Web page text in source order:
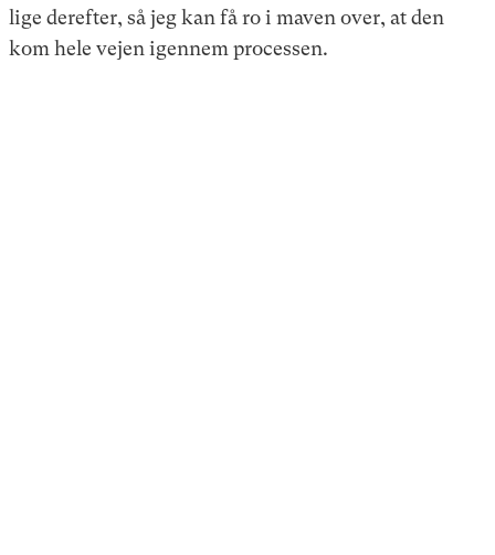
lige derefter, så jeg kan få ro i maven over, at den
kom hele vejen igennem processen.